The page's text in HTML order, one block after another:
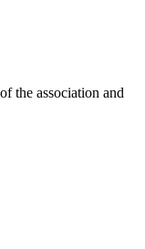
the association and